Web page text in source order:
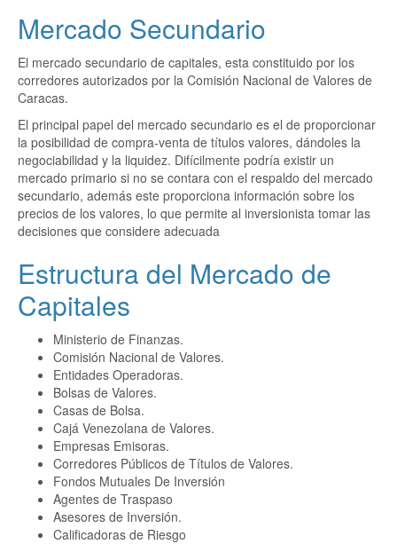
Mercado Secundario
El mercado secundario de capitales, esta constituido por los
corredores autorizados por la Comisión Nacional de Valores de
Caracas.
El principal papel del mercado secundario es el de proporcionar
la posibilidad de compra-venta de títulos valores, dándoles la
negociabilidad y la liquidez. Difícilmente podría existir un
mercado primario si no se contara con el respaldo del mercado
secundario, además este proporciona información sobre los
precios de los valores, lo que permite al inversionista tomar las
decisiones que considere adecuada
Estructura del Mercado de
Capitales
Ministerio de Finanzas.
Comisión Nacional de Valores.
Entidades Operadoras.
Bolsas de Valores.
Casas de Bolsa.
Cajá Venezolana de Valores.
Empresas Emisoras.
Corredores Públicos de Títulos de Valores.
Fondos Mutuales De Inversión
Agentes de Traspaso
Asesores de Inversión.
Calificadoras de Riesgo